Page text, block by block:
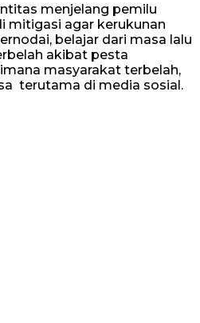
menjelang pemilu
mitigasi agar kerukunan
belajar dari masa lalu
akibat pesta
masyarakat terbelah,
terutama di media sosial.